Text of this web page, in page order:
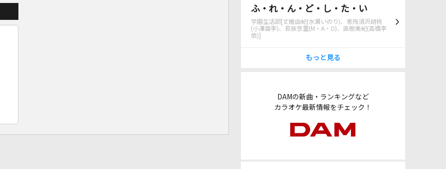
ふ・れ・ん・ど・し・た・い
学園生活部[丈槍由紀(水瀬いのり)、恵飛須沢胡桃
(小澤亜李)、若狭悠里(M・A・O)、直樹美紀(高橋李
依)]
もっと見る
DAMの新曲・ランキングなど
カラオケ最新情報をチェック！